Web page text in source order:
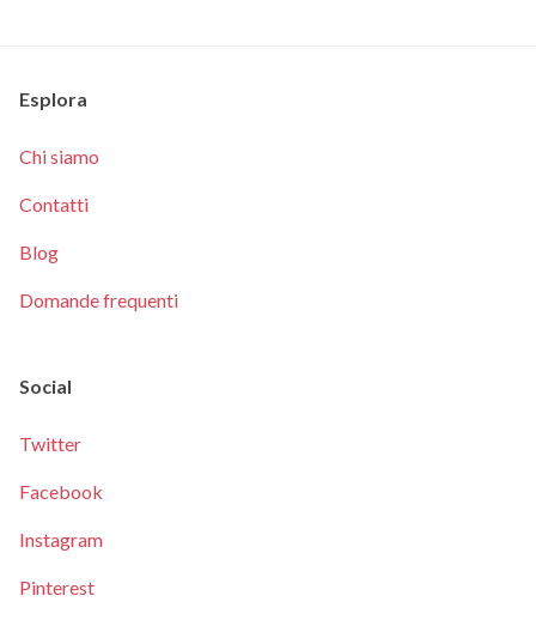
Esplora
Chi siamo
Contatti
Blog
Domande frequenti
Social
Twitter
Facebook
Instagram
Pinterest